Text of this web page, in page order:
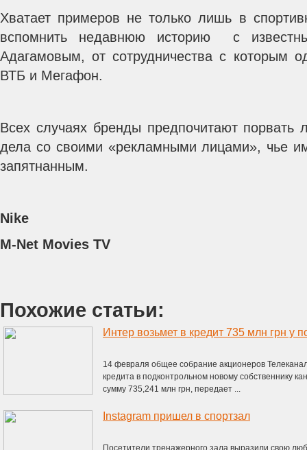
Хватает примеров не только лишь в
вспомнить недавнюю историю с
Адагамовым, от сотрудничества с которым
ВТБ и Мегафон.
Всех случаях бренды предпочитают порвать
дела со своими «рекламными лицами», чье
запятнанным.
Nike
M-Net Movies TV
Похожие статьи:
Интер возьмет в кредит 735 млн грн у
14 февраля общее собрание акционеров
кредита в подконтрольном новому собственнику
сумму 735,241 млн грн, передает ...
Instagram пришел в спортзал
Посетители тренажерного зала выразили свою